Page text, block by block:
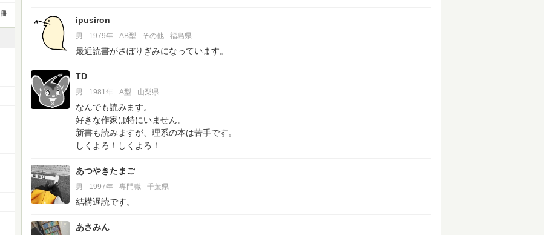
ipusiron
男 1979年 AB型 その他 福島県
最近読書がさぼりぎみになっています。
TD
男 1981年 A型 山梨県
なんでも読みます。
好きな作家は特にいません。
新書も読みますが、理系の本は苦手です。
しくよろ！しくよろ！
あつやきたまご
男 1997年 専門職 千葉県
結構遅読です。
あさみん
冊